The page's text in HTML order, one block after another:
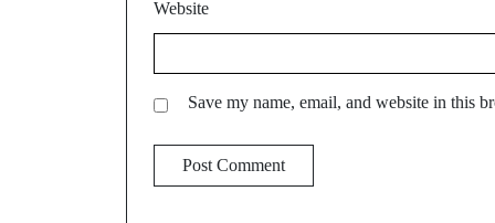
Website
Save my name, email, and website in this